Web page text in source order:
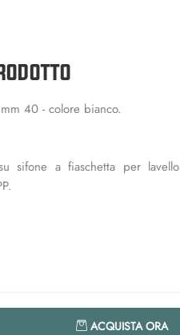
40 - colore bianco.
sifone a fiaschetta per
ACQUISTA ORA